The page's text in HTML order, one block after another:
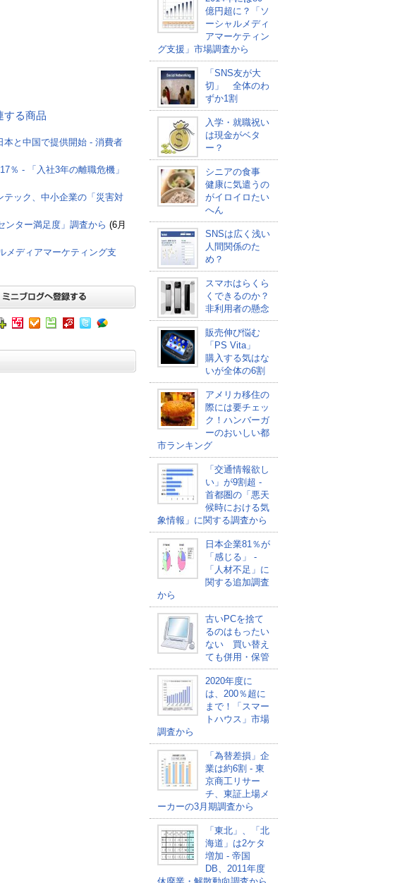
する商品
本と中国で提供開始 - 消費者
％ - 「入社3年の離職危機」
テック、中小企業の「災害対
ンター満足度」調査から (6月
メディアマーケティング支
億円超に？「ソ
ーシャルメディ
アマーケティン
グ支援」市場調査から
「SNS友が大
切」 全体のわ
ずか1割
入学・就職祝い
は現金がベタ
ー？
シニアの食事
健康に気遣うの
がイロイロたい
へん
SNSは広く浅い
人間関係のた
め？
スマホはらくら
くできるのか？
非利用者の懸念
販売伸び悩む
「PS Vita」
購入する気はな
いが全体の6割
アメリカ移住の
際には要チェッ
ク！ハンバーガ
ーのおいしい都
市ランキング
「交通情報欲し
い」が9割超 -
首都圏の「悪天
候時における気
象情報」に関する調査から
日本企業81％が
「感じる」 -
「人材不足」に
関する追加調査
から
古いPCを捨て
るのはもったい
ない 買い替え
ても併用・保管
2020年度に
は、200％超に
まで！「スマー
トハウス」市場
調査から
「為替差損」企
業は約6割 - 東
京商工リサー
チ、東証上場メ
ーカーの3月期調査から
「東北」、「北
海道」は2ケタ
増加 - 帝国
DB、2011年度